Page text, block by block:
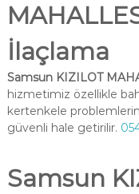
İlaçlama
Samsun KIZILOT
hizmetimiz özellikle
kertenkele
güvenli hale getirilir.
Samsun